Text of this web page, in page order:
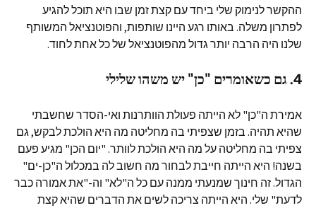
ההקשר לנימוק שלי ביחד עם קצת זמן שבו היא תוכל להגיע
לפתרון משלה. באותו רגע היינו שותפות, והפוטנציאל המשותף
שלנו היה הרבה יותר גדול מהפוטנציאל של כל אחת לחוד.
4. גם כשאומרים "כן" יש משהו שלילי
אמירת ה"כן" לא הייתה פעולת הוותרנות ואי-הסדר שחשבתי
שהיא תהיה. בזמן שצפיתי בה מחליטה מה היא הולכת לבקש, גם
צפיתי בה מחליטה על מה היא הולכת לוותר. "יום הכן" מגיע פעם
בשנה! היא הייתה חייבת לבחור מה חשוב לה במכלול ה"כן-ים"
הגדול. זה חינוך שמנעתי ממנה עם כל ה"לא" וה-"את אמורה כבר
לדעת" שלי. היא הייתה צריכה לשים את הדברים שהיא קצת